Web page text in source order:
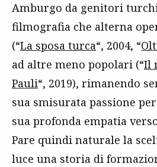
Amburgo da genitori
filmografia che alterna
(“La sposa turca“, 2004, “
ad altre meno popolari (“Il
Pauli“, 2019), rimanendo
sua smisurata passione
sua profonda empatia
Pare quindi naturale la
luce una storia di